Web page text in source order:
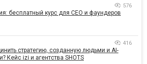
576
бесплатный курс для CEO и фаундеров
416
стратегию, созданную людьми и AI-
Кейс izi и агентства SHOTS